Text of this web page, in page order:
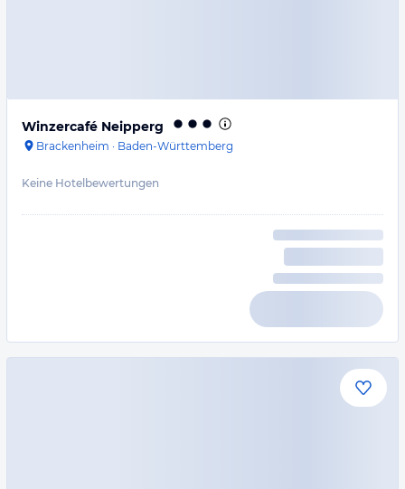
Winzercafé Neipperg
Brackenheim · Baden-Württemberg
Keine Hotelbewertungen